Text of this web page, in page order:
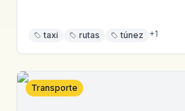
taxi
rutas túnez +1
Transporte